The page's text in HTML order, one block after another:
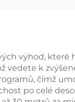
výhod,
vedete k
čímž
po celé